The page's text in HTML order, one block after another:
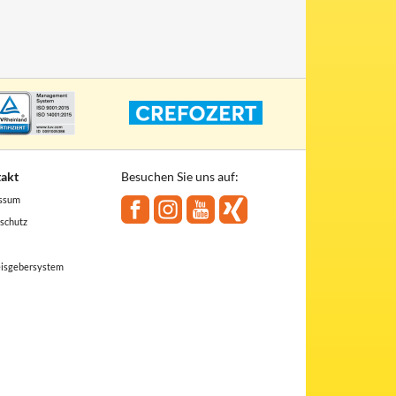
Besuchen Sie uns auf: